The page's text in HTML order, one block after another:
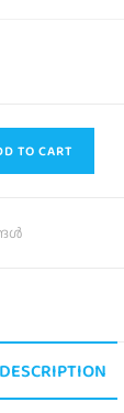
TO CART
DESCRIPTION